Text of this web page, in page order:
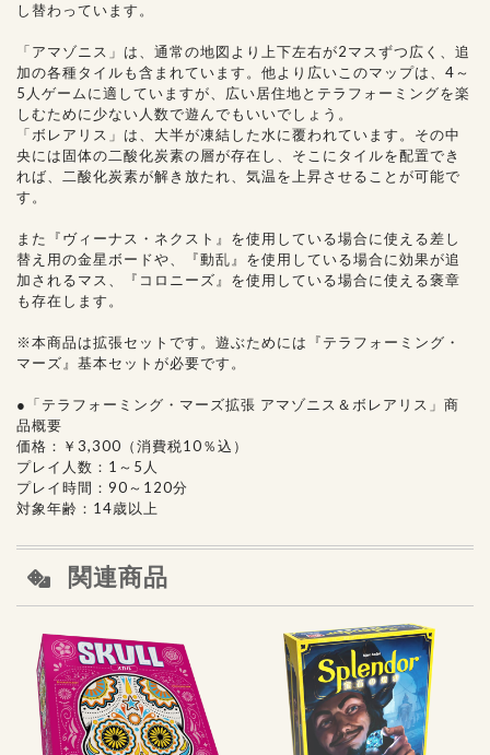
し替わっています。
「アマゾニス」は、通常の地図より上下左右が2マスずつ広く、追
加の各種タイルも含まれています。他より広いこのマップは、4～
5人ゲームに適していますが、広い居住地とテラフォーミングを楽
しむために少ない人数で遊んでもいいでしょう。
「ボレアリス」は、大半が凍結した水に覆われています。その中
央には固体の二酸化炭素の層が存在し、そこにタイルを配置でき
れば、二酸化炭素が解き放たれ、気温を上昇させることが可能で
す。
また『ヴィーナス・ネクスト』を使用している場合に使える差し
替え用の金星ボードや、『動乱』を使用している場合に効果が追
加されるマス、『コロニーズ』を使用している場合に使える褒章
も存在します。
※本商品は拡張セットです。遊ぶためには『テラフォーミング・
マーズ』基本セットが必要です。
●「テラフォーミング・マーズ拡張 アマゾニス＆ボレアリス」商
品概要
価格：￥3,300（消費税10％込）
プレイ人数：1～5人
プレイ時間：90～120分
対象年齢：14歳以上
関連商品